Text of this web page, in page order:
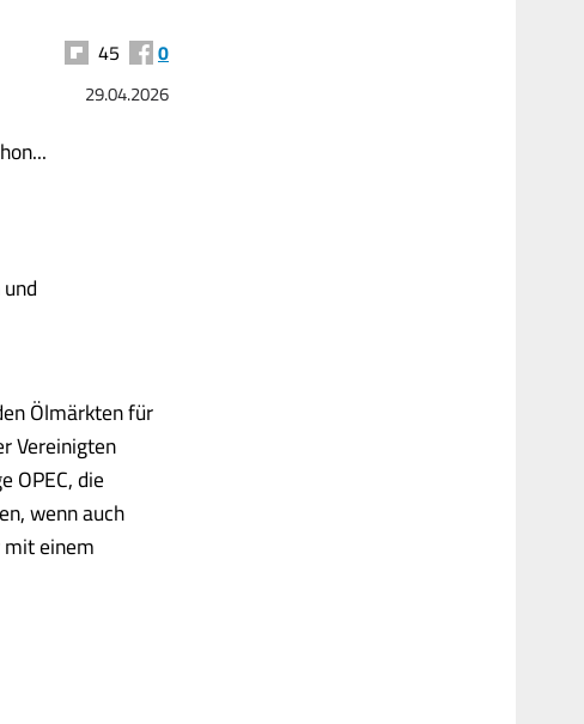
45 0
29.04.2026
Ölmärkten für
Vereinigten
OPEC, die
wenn auch
einem